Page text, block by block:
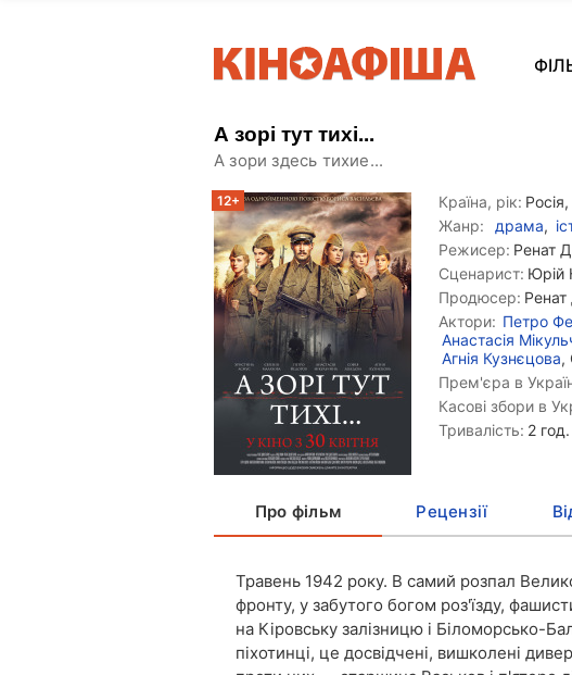
А зорі тут тихі...
А зори здесь тихие...
12+ Країна, рік:
Жанр:
драма,
Режисер: Ренат
Сценарист: Юрій
Продюсер:
Актори: Петро
Анастасія
Агнія Кузнєцова,
Прем'єра в
Касові збори в
Тривалість: 2 год.
Про фільм Рецензії
Травень 1942 року. В самий розпал
фронту, у забутого богом роз'їзду,
на Кіровську залізницю і Біломорсько-
піхотинці, це досвідчені, вишколені